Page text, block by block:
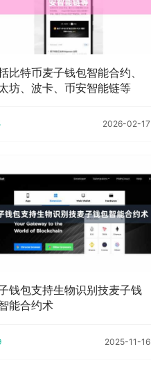
比特币麦子钱包智能合约、
坊、波卡、币安智能链等
2026-02-17
钱包支持生物识别技麦子钱
能合约术
2025-11-16